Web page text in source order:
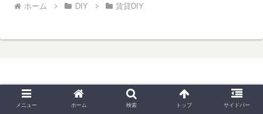
ホーム DIY 賃貸DIY
メニュー ホーム 検索 トップ サイドバー